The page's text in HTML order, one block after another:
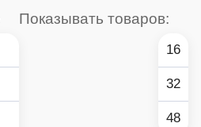
Показывать товаров:
16
32
48